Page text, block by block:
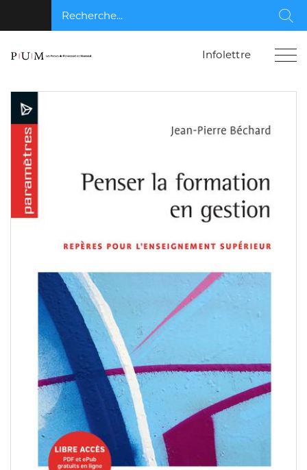
Recherche...
Infolettre